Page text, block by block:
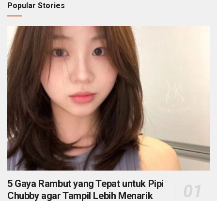
Popular Stories
5 Gaya Rambut yang Tepat untuk Pipi
Chubby agar Tampil Lebih Menarik